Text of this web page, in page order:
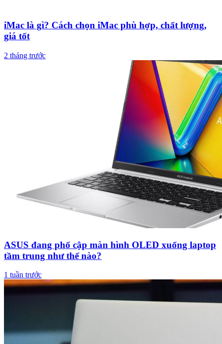
iMac là gì? Cách chọn iMac phù hợp, chất lượng,
giá tốt
2 tháng trước
ASUS đang phổ cập màn hình OLED xuống laptop
tầm trung như thế nào?
1 tuần trước